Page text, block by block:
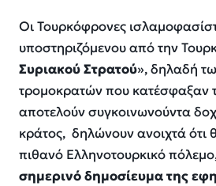
Οι Τουρκόφρονες
υποστηριζόμενου από την
Συριακού Στρατού», δηλαδή
τρομοκρατών που κατέσφαξαν
αποτελούν συγκοινωνούντα
κράτος, δηλώνουν ανοιχτά ότι
πιθανό Ελληνοτουρκικό
σημερινό δημοσίευμα της